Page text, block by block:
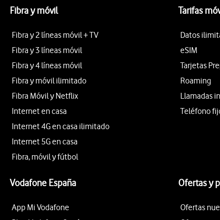
Fibra y móvil
Fibra y 2 líneas móvil + TV
Fibra y 3 líneas móvil
Fibra y 4 líneas móvil
Fibra y móvil ilimitado
Fibra Móvil y Netflix
Internet en casa
Internet 4G en casa ilimitado
Internet 5G en casa
Fibra, móvil y fútbol
Tarifas
Datos
eSIM
Tarjetas
Roaming
Llamadas
Teléfono
Vodafone España
App Mi Vodafone
Ofertas y
Ofertas